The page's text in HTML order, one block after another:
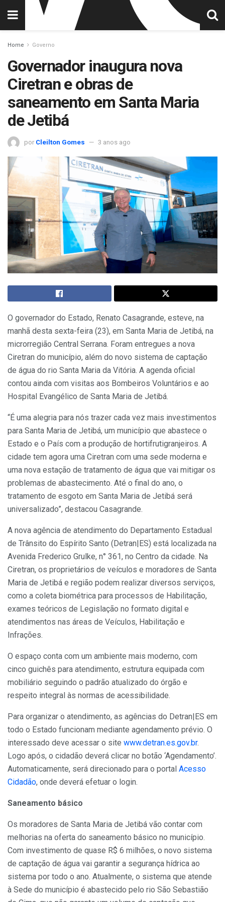
Home Governo
Governador inaugura nova
Ciretran e obras de
saneamento em Santa Maria
de Jetibá
por Cleilton Gomes 3 anos ago
O governador do Estado, Renato Casagrande, esteve, na
manhã desta sexta-feira (23), em Santa Maria de Jetibá, na
microrregião Central Serrana. Foram entregues a nova
Ciretran do município, além do novo sistema de captação
de água do rio Santa Maria da Vitória. A agenda oficial
contou ainda com visitas aos Bombeiros Voluntários e ao
Hospital Evangélico de Santa Maria de Jetibá.
“É uma alegria para nós trazer cada vez mais investimentos
para Santa Maria de Jetibá, um município que abastece o
Estado e o País com a produção de hortifrutigranjeiros. A
cidade tem agora uma Ciretran com uma sede moderna e
uma nova estação de tratamento de água que vai mitigar os
problemas de abastecimento. Até o final do ano, o
tratamento de esgoto em Santa Maria de Jetibá será
universalizado”, destacou Casagrande.
A nova agência de atendimento do Departamento Estadual
de Trânsito do Espírito Santo (Detran|ES) está localizada na
Avenida Frederico Grulke, n° 361, no Centro da cidade. Na
Ciretran, os proprietários de veículos e moradores de Santa
Maria de Jetibá e região podem realizar diversos serviços,
como a coleta biométrica para processos de Habilitação,
exames teóricos de Legislação no formato digital e
atendimentos nas áreas de Veículos, Habilitação e
Infrações.
O espaço conta com um ambiente mais moderno, com
cinco guichês para atendimento, estrutura equipada com
mobiliário seguindo o padrão atualizado do órgão e
respeito integral às normas de acessibilidade.
Para organizar o atendimento, as agências do Detran|ES em
todo o Estado funcionam mediante agendamento prévio. O
interessado deve acessar o site www.detran.es.gov.br.
Logo após, o cidadão deverá clicar no botão ‘Agendamento’.
Automaticamente, será direcionado para o portal Acesso
Cidadão, onde deverá efetuar o login.
Saneamento básico
Os moradores de Santa Maria de Jetibá vão contar com
melhorias na oferta do saneamento básico no município.
Com investimento de quase R$ 6 milhões, o novo sistema
de captação de água vai garantir a segurança hídrica ao
sistema por todo o ano. Atualmente, o sistema que atende
à Sede do município é abastecido pelo rio São Sebastião